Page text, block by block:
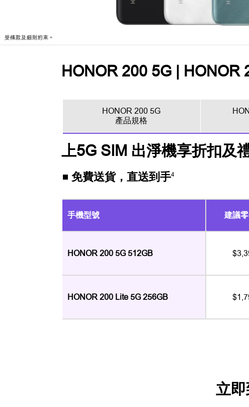
HONOR 200 5G | HONOR
HONOR 200 5G
產品規格
上5G SIM 出淨機享折扣及
免費送貨，直送到手4
手機型號 建議
HONOR 200 5G 512GB
HONOR 200 Lite 5G 256GB
立即